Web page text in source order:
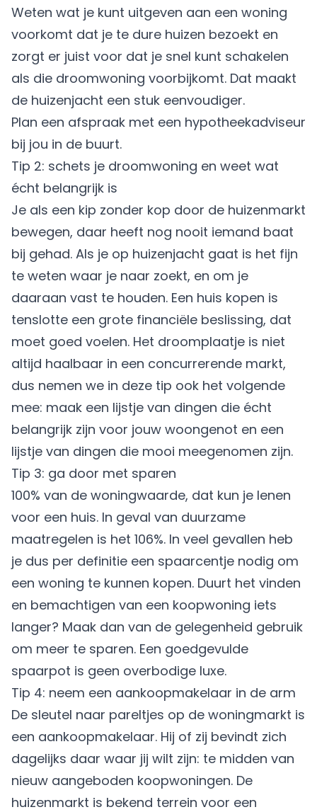
Weten wat je kunt uitgeven aan een woning
voorkomt dat je te dure huizen bezoekt en
zorgt er juist voor dat je snel kunt schakelen
als die droomwoning voorbijkomt. Dat maakt
de huizenjacht een stuk eenvoudiger.
Plan een afspraak met een hypotheekadviseur
bij jou in de buurt.
Tip 2: schets je droomwoning en weet wat
écht belangrijk is
Je als een kip zonder kop door de huizenmarkt
bewegen, daar heeft nog nooit iemand baat
bij gehad. Als je op huizenjacht gaat is het fijn
te weten waar je naar zoekt, en om je
daaraan vast te houden. Een huis kopen is
tenslotte een grote financiële beslissing, dat
moet goed voelen. Het droomplaatje is niet
altijd haalbaar in een concurrerende markt,
dus nemen we in deze tip ook het volgende
mee: maak een lijstje van dingen die écht
belangrijk zijn voor jouw woongenot en een
lijstje van dingen die mooi meegenomen zijn.
Tip 3: ga door met sparen
100% van de woningwaarde, dat kun je lenen
voor een huis. In geval van duurzame
maatregelen is het 106%. In veel gevallen heb
je dus per definitie een spaarcentje nodig om
een woning te kunnen kopen. Duurt het vinden
en bemachtigen van een koopwoning iets
langer? Maak dan van de gelegenheid gebruik
om meer te sparen. Een goedgevulde
spaarpot is geen overbodige luxe.
Tip 4: neem een aankoopmakelaar in de arm
De sleutel naar pareltjes op de woningmarkt is
een aankoopmakelaar. Hij of zij bevindt zich
dagelijks daar waar jij wilt zijn: te midden van
nieuw aangeboden koopwoningen. De
huizenmarkt is bekend terrein voor een